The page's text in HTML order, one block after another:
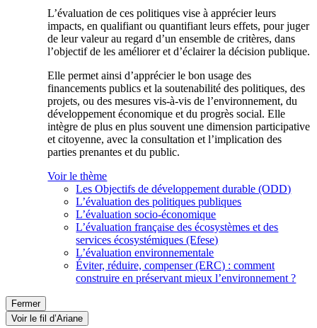
L’évaluation de ces politiques vise à apprécier leurs
impacts, en qualifiant ou quantifiant leurs effets, pour juger
de leur valeur au regard d’un ensemble de critères, dans
l’objectif de les améliorer et d’éclairer la décision publique.
Elle permet ainsi d’apprécier le bon usage des
financements publics et la soutenabilité des politiques, des
projets, ou des mesures vis-à-vis de l’environnement, du
développement économique et du progrès social. Elle
intègre de plus en plus souvent une dimension participative
et citoyenne, avec la consultation et l’implication des
parties prenantes et du public.
Voir le thème
Les Objectifs de développement durable (ODD)
L’évaluation des politiques publiques
L’évaluation socio-économique
L’évaluation française des écosystèmes et des
services écosystémiques (Efese)
L’évaluation environnementale
Éviter, réduire, compenser (ERC) : comment
construire en préservant mieux l’environnement ?
Fermer
Voir le fil d’Ariane